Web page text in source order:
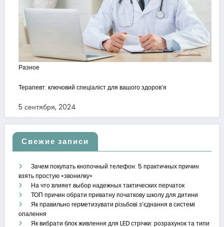
Разное
Терапевт: ключовий спеціаліст для вашого здоров’я
5 сентября, 2024
Свежие записи
Зачем покупать кнопочный телефон: 5 практичных причин
взять простую «звонилку»
На что влияет выбор надежных тактических перчаток
ТОП причин обрати приватну початкову школу для дитини
Як правильно герметизувати різьбові з’єднання в системі
опалення
Як вибрати блок живлення для LED стрічки: розрахунок та типи